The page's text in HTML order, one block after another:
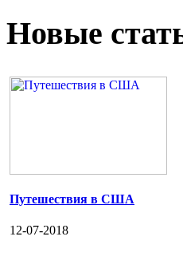
Новые
Путешествия в США
12-07-2018